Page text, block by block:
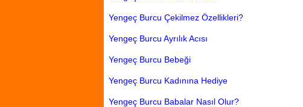
Yengeç Burcu Çekilmez Özellikleri?
Yengeç Burcu Ayrılık Acısı
Yengeç Burcu Bebeği
Yengeç Burcu Kadınına Hediye
Yengeç Burcu Babalar Nasıl Olur?